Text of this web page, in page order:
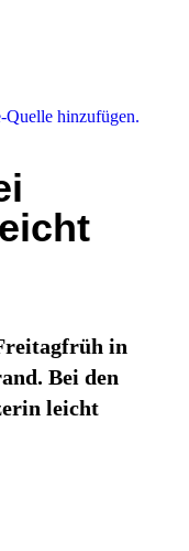
Quelle hinzufügen.
in
Bei den
leicht